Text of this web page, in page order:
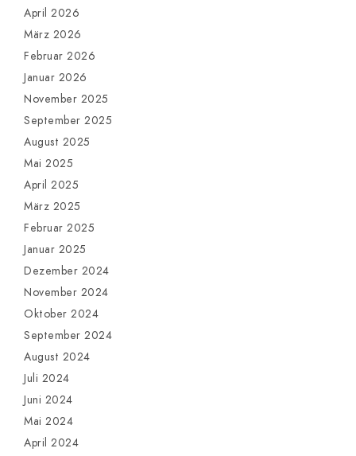
April 2026
März 2026
Februar 2026
Januar 2026
November 2025
September 2025
August 2025
Mai 2025
April 2025
März 2025
Februar 2025
Januar 2025
Dezember 2024
November 2024
Oktober 2024
September 2024
August 2024
Juli 2024
Juni 2024
Mai 2024
April 2024